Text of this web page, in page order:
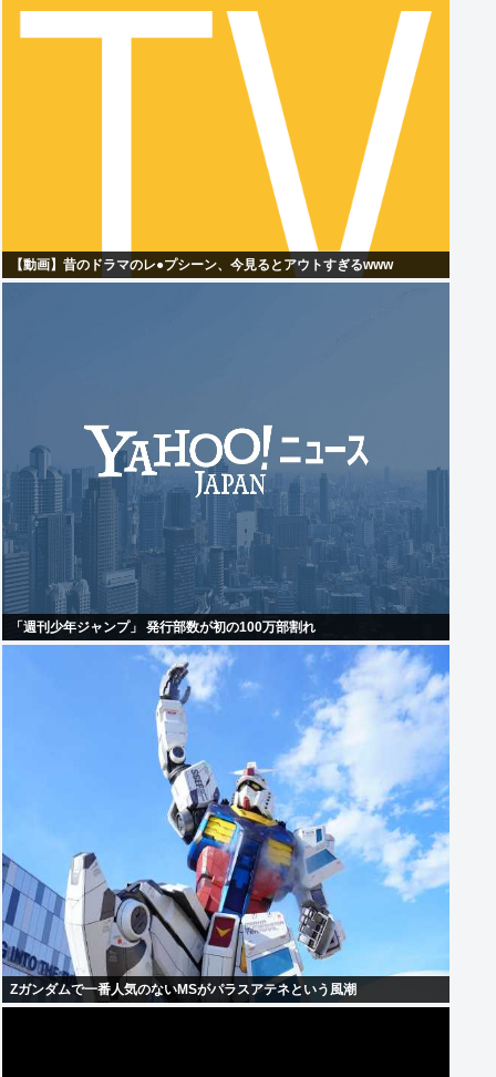
【動画】昔のドラマのレ●プシーン、今見るとアウトすぎるwww
「週刊少年ジャンプ」 発行部数が初の100万部割れ
Zガンダムで一番人気のないMSがパラスアテネという風潮